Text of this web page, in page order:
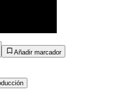
Añadir marcador